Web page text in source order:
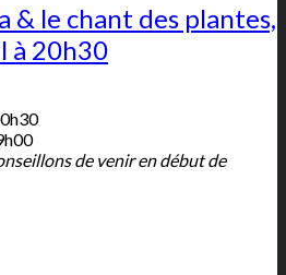
& le chant des plantes,
à 20h30
de venir en début de